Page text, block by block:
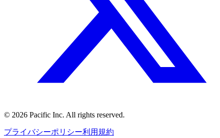
© 2026 Pacific Inc. All rights reserved.
プライバシーポリシー利用規約